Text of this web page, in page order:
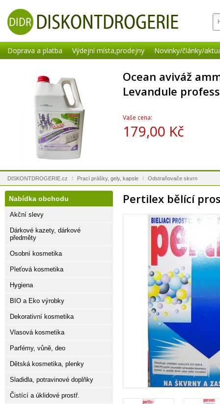
Doprava a platba Výdejní místa,prodejny Novinky/články/
Ocean aviváž
Levandule
Vaše cena:
179,00 Kč
DISKONTDROGERIE.cz / Prací prášky, gely, kapsle / Odstraňovače skvrn
Pertilex bělící
Nabídka obchodu
Akční slevy
Dárkové kazety, dárkové
předměty
Osobní kosmetika
Pleťová kosmetika
Hygiena
BIO a Eko výrobky
Dekorativní kosmetika
Vlasová kosmetika
Parfémy, vůně, deo
Dětská kosmetika, plenky
Sladidla, potravinové doplňky
Čistící a úklidové prostř.